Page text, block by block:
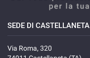
SEDE DI CASTELLANETA
Via Roma, 320